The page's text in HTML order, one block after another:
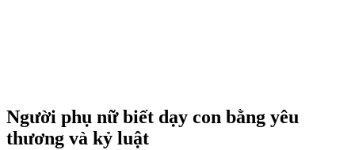
Người phụ nữ biết dạy con bằng yêu
thương và kỷ luật